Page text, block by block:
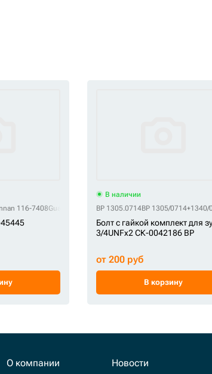
4506257-1OEM 4506257-2OEM 4506257-3 OEM 4506257-4
116-7408Guannan 2705-1021Guannan 7T3408Guannan
В наличии
BP 1305.0714BP 1305/0714+1340/
Болт с гайкой комплект для
3/4UNFx2 СК-0042186 BP
от 200 руб
В корзину
О компании
Новости